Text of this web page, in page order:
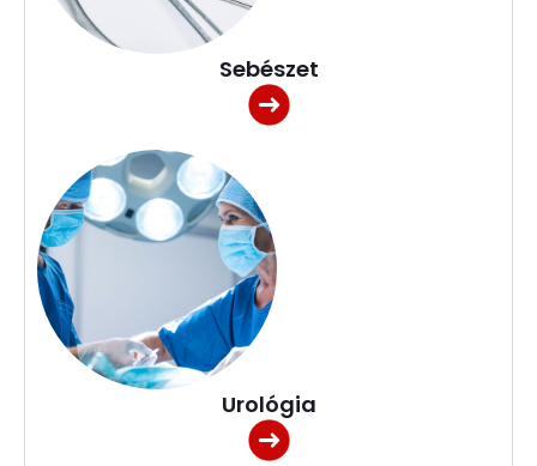
Sebészet
Urológia